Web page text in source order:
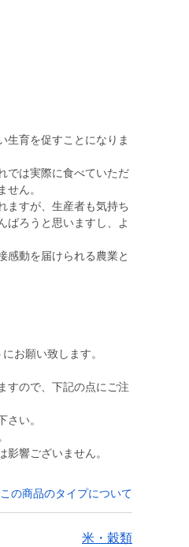
生育を促すことになりま
では実際に食べていただ
ん。
ますが、生産者も気持ち
ばろうと思いますし、よ
感動を届けられる農業と
お願い致します。
すので、下記の点にご注
い。
響ございません。
この商品のタイプについて
米・穀類